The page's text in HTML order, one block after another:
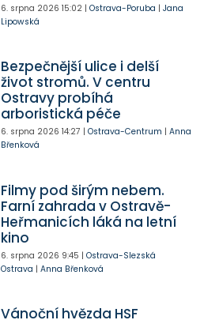
6. srpna 2026 15:02| Ostrava-Poruba | Jana
Lipowská
Bezpečnější ulice i delší
život stromů. V centru
Ostravy probíhá
arboristická péče
6. srpna 2026 14:27 | Ostrava-Centrum | Anna
Břenková
Filmy pod širým nebem.
Farní zahrada v Ostravě-
Heřmanicích láká na letní
kino
6. srpna 2026 9:45 | Ostrava-Slezská
Ostrava | Anna Břenková
Vánoční hvězda HSF